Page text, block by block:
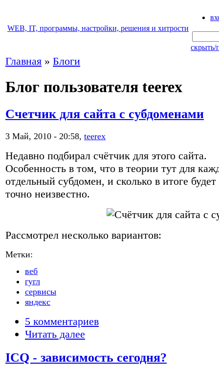
WEB, IT, программы, настройки, решения и хитрости
скрыть/
Главная » Блоги
Блог пользователя teerex
Счетчик для сайта с субдоменами
3 Май, 2010 - 20:58, teerex
Недавно подбирал счётчик для этого сайта.
Особенность в том, что в теории тут для
отдельный субдомен, и сколько в итоге
точно неизвестно.
Рассмотрел несколько вариантов:
Метки:
веб
гугл
сервисы
яндекс
5 комментариев
Читать далее
ICQ - зависимость сегодня?